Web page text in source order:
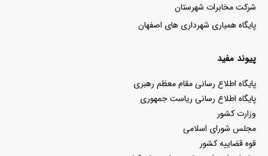
پیوند مفید
پایگاه اطلاع رسانی مقام معظم رهبری
پایگاه اطلاع رسانی ریاست جمهوری
وزارت کشور
مجلس شورای اسلامی
قوه قضاییه کشور
شرکت مخابرات شهرستان
پایگاه همیاری شهرداری های اصفهان